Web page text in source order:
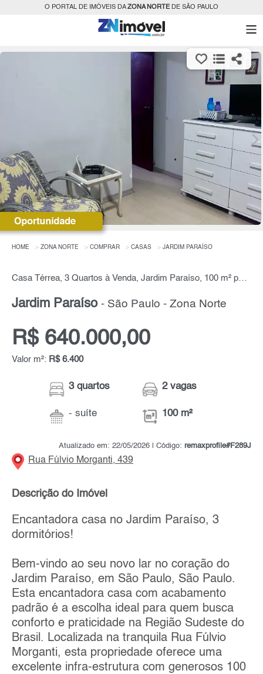
O PORTAL DE IMÓVEIS DAZONA NORTEDE SÃO PAULO
HOME ZONA NORTE COMPRAR CASAS JARDIM PARAÍSO
Casa Térrea, 3 Quartos à Venda, Jardim Paraíso, 100 m² por R$ 640.000,00
Jardim Paraíso - São Paulo - Zona Norte
R$ 640.000,00
Valor m²: R$ 6.400
3 quartos
- suíte
2 vagas
100 m²
Atualizado em: 22/05/2026 | Código: remaxprofile#F289J
Rua Fúlvio Morganti, 439
Descrição do Imóvel
Encantadora casa no Jardim Paraíso, 3
dormitórios!
Bem-vindo ao seu novo lar no coração do
Jardim Paraíso, em São Paulo, São Paulo.
Esta encantadora casa com acabamento
padrão é a escolha ideal para quem busca
conforto e praticidade na Região Sudeste do
Brasil. Localizada na tranquila Rua Fúlvio
Morganti, esta propriedade oferece uma
excelente infra-estrutura com generosos 100